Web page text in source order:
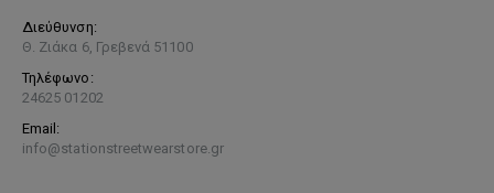
Διεύθυνση:
Θ. Ζιάκα 6, Γρεβενά 51100
Τηλέφωνο:
24625 01202
Email:
info@stationstreetwearstore.gr